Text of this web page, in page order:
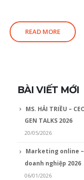
READ MORE
BÀI VIẾT MỚI
MS. HẢI TRIỀU –
GEN TALKS 2026
20/05/2026
Marketing online
doanh nghiệp 2026
06/01/2026